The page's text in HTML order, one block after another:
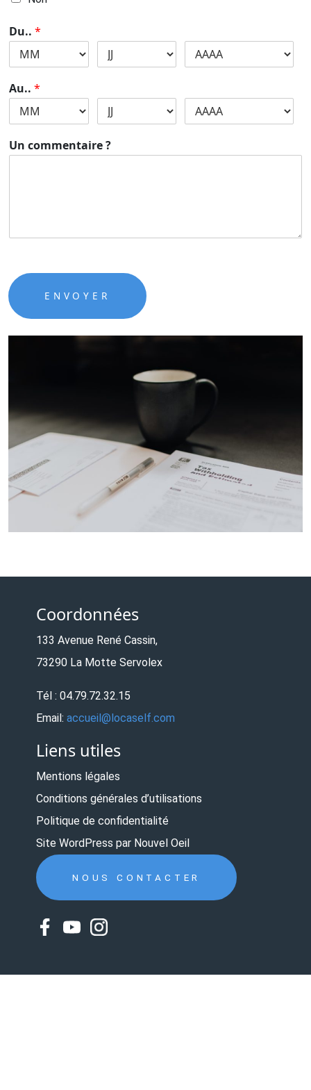
Du.. *
Au.. *
Un commentaire ?
ENVOYER
Coordonnées
133 Avenue René Cassin,
73290 La Motte Servolex
Tél : 04.79.72.32.15
Email: accueil@locaself.com
Liens utiles
Mentions légales
Conditions générales d’utilisations
Politique de confidentialité
Site WordPress par Nouvel Oeil
NOUS CONTACTER